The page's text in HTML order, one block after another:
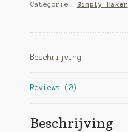
Categorie: Simply Haken
Beschrijving
Reviews (0)
Beschrijving